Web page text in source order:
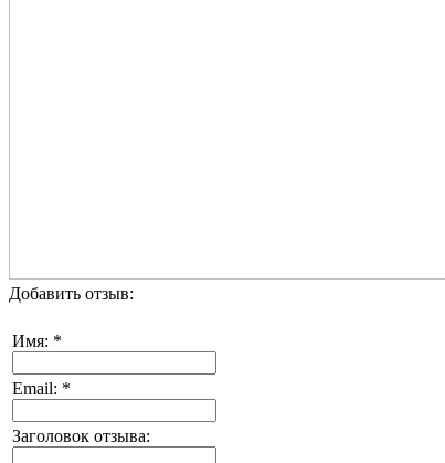
Добавить отзыв:
Имя: *
Email: *
Заголовок отзыва: